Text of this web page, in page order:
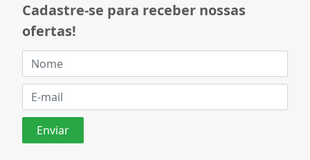
Cadastre-se para receber nossas
ofertas!